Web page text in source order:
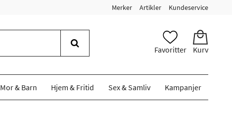
Merker Artikler Kundeservice
Favoritter Kurv
Mor & Barn Hjem & Fritid Sex & Samliv Kampanjer